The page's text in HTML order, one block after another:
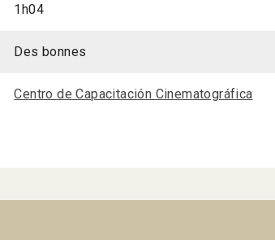
1h04
Des bonnes
Centro de Capacitación Cinematográfica